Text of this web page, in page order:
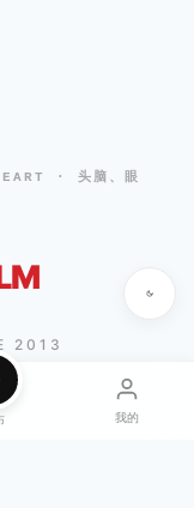
· 头脑、眼
2013
我的